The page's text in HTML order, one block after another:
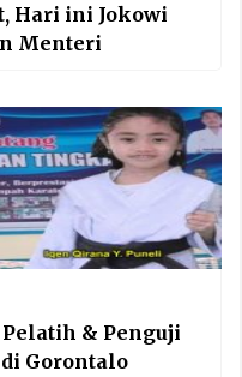
Hari ini Jokowi
Menteri
& Penguji
Gorontalo